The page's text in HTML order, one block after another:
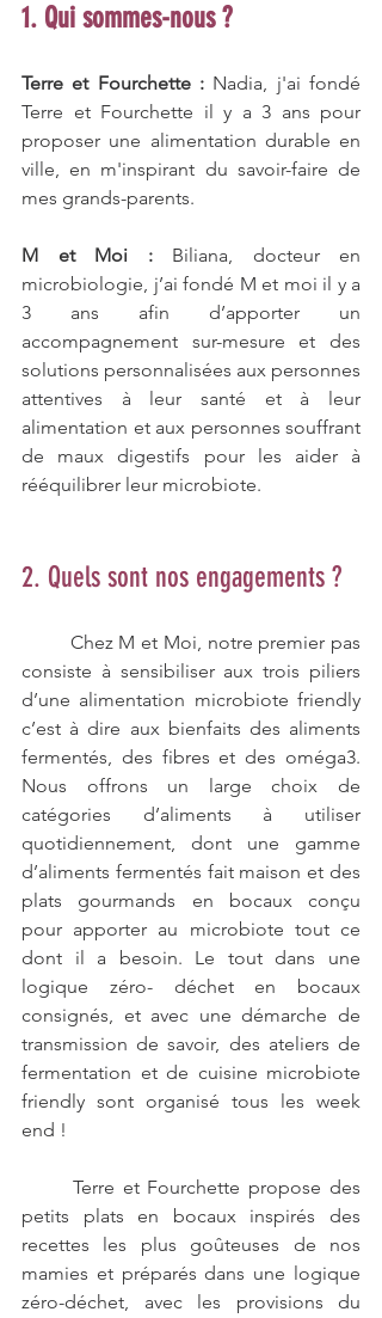
1. Qui sommes-nous ?
Terre et Fourchette : Nadia, j'ai fondé
Terre et Fourchette il y a 3 ans pour
proposer une alimentation durable en
ville, en m'inspirant du savoir-faire de
mes grands-parents.
M et Moi : Biliana, docteur en
microbiologie, j’ai fondé M et moi il y a
3 ans afin d’apporter un
accompagnement sur-mesure et des
solutions personnalisées aux personnes
attentives à leur santé et à leur
alimentation et aux personnes souffrant
de maux digestifs pour les aider à
rééquilibrer leur microbiote.
2. Quels sont nos engagements ?
consiste à sensibiliser aux trois piliers
d’une alimentation microbiote friendly
c’est à dire aux bienfaits des aliments
fermentés, des fibres et des oméga3.
Nous offrons un large choix de
catégories d’aliments à utiliser
quotidiennement, dont une gamme
d’aliments fermentés fait maison et des
plats gourmands en bocaux conçu
pour apporter au microbiote tout ce
dont il a besoin. Le tout dans une
logique zéro- déchet en bocaux
consignés, et avec une démarche de
transmission de savoir, des ateliers de
fermentation et de cuisine microbiote
friendly sont organisé tous les week
end !
petits plats en bocaux inspirés des
recettes les plus goûteuses de nos
mamies et préparés dans une logique
zéro-déchet, avec les provisions du